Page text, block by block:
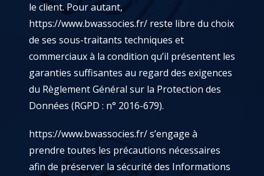
le client. Pour autant,
https://www.bwassocies.fr/ reste libre du choix
de ses sous-traitants techniques et
commerciaux à la condition qu’il présentent les
garanties suffisantes au regard des exigences
du Règlement Général sur la Protection des
Données (RGPD : n° 2016-679).
https://www.bwassocies.fr/s’engage à
prendre toutes les précautions nécessaires
afin de préserver la sécurité des Informations